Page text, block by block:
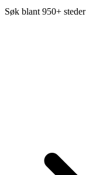
Søk blant 950+ steder